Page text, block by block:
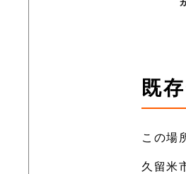
既
この場
久留米